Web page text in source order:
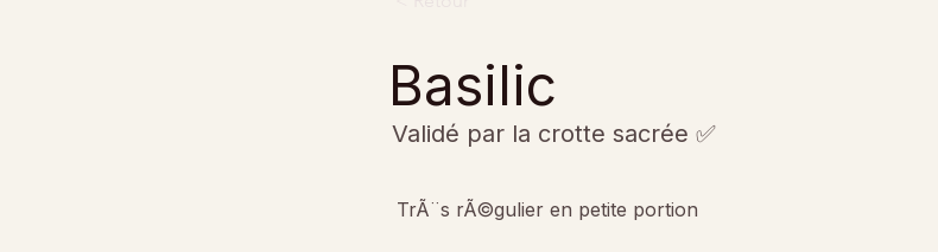
Validé par la crotte sacrée ✅
Basilic
TrÃ¨s rÃ©gulier en petite portion